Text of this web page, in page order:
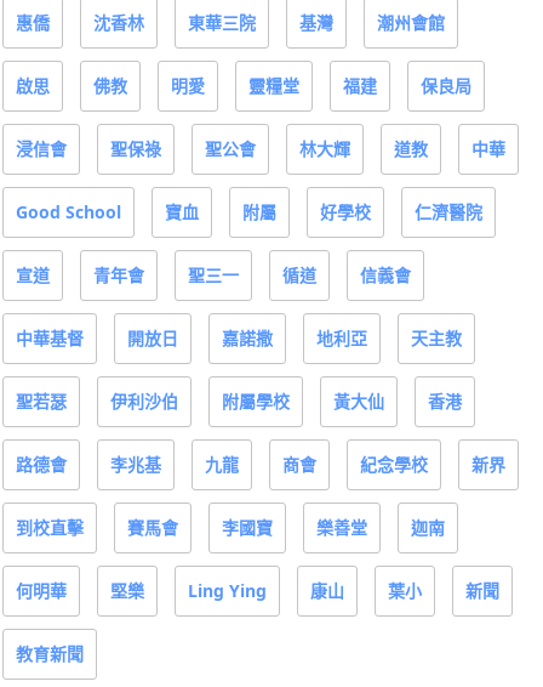
惠僑 沈香林 東華三院 基灣 潮州會館
啟思 佛教 明愛 靈糧堂 福建 保良局
浸信會 聖保祿 聖公會 林大輝 道教 中華
Good School 寶血 附屬 好學校 仁濟醫院
宣道 青年會 聖三一 循道 信義會
中華基督 開放日 嘉諾撒 地利亞 天主教
聖若瑟 伊利沙伯 附屬學校 黃大仙 香港
路德會 李兆基 九龍 商會 紀念學校 新界
到校直擊 賽馬會 李國寶 樂善堂 迦南
何明華 堅樂 Ling Ying 康山 葉小 新聞
教育新聞